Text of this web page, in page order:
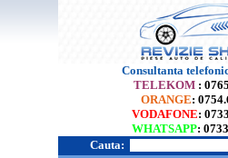
Consultanta
TELEKOM :
ORANGE:
VODAFONE:
WHATSAPP:
Cauta: